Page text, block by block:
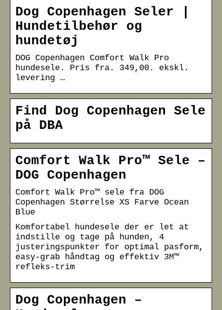
Dog Copenhagen Seler |
Hundetilbehør og
hundetøj
DOG Copenhagen Comfort Walk Pro
hundesele. Pris fra. 349,00. ekskl.
levering …
Find Dog Copenhagen Sele
på DBA
Comfort Walk Pro™ Sele –
DOG Copenhagen
Comfort Walk Pro™ sele fra DOG
Copenhagen Størrelse XS Farve Ocean
Blue
Komfortabel hundesele der er let at
indstille og tage på hunden, 4
justeringspunkter for optimal pasform,
easy-grab håndtag og effektiv 3M™
refleks-trim
Dog Copenhagen –